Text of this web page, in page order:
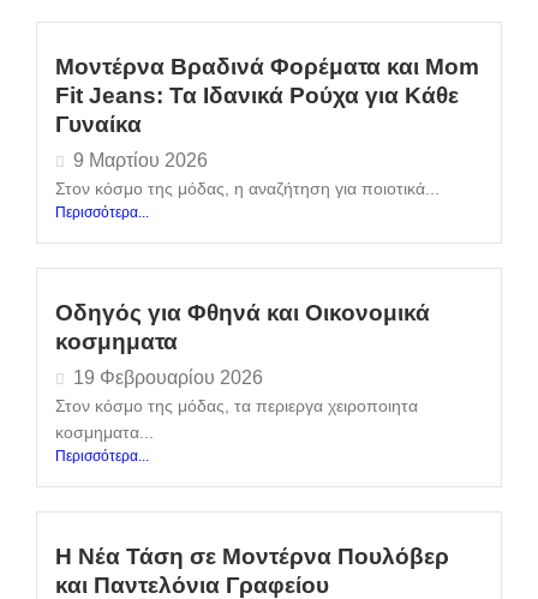
Μοντέρνα Βραδινά Φορέματα και Mom
Fit Jeans: Τα Ιδανικά Ρούχα για Κάθε
Γυναίκα
9 Μαρτίου 2026
Στον κόσμο της μόδας, η αναζήτηση για ποιοτικά...
Περισσότερα...
Οδηγός για Φθηνά και Οικονομικά
κοσμηματα
19 Φεβρουαρίου 2026
Στον κόσμο της μόδας, τα περιεργα χειροποιητα
κοσμηματα...
Περισσότερα...
Η Νέα Τάση σε Μοντέρνα Πουλόβερ
και Παντελόνια Γραφείου